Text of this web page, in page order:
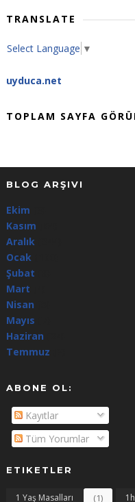
TRANSLATE
Select Language ▼
uyduca.net
TOPLAM SAYFA
BLOG ARŞIVI
Ekim
Kasım
Aralık(344)
Ocak(100)
Şubat
Mart
Nisan
Mayıs
Haziran
Temmuz
ABONE OL:
Kayıtlar
Tüm Yorumlar
ETIKETLER
1 Yaş Masalları (1)